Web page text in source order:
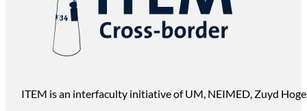
ITEM is an interfaculty initiative of UM, NEIMED, Zuyd